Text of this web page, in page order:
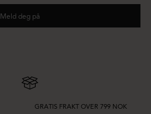
Meld deg på
GRATIS FRAKT OVER 799 NOK